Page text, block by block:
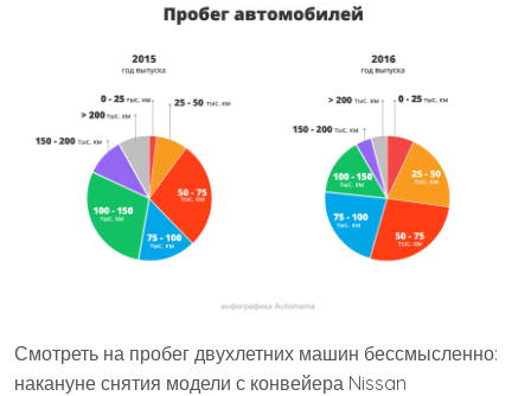
Смотреть на пробег двухлетних машин бессмысленно:
накануне снятия модели с конвейера Nissan